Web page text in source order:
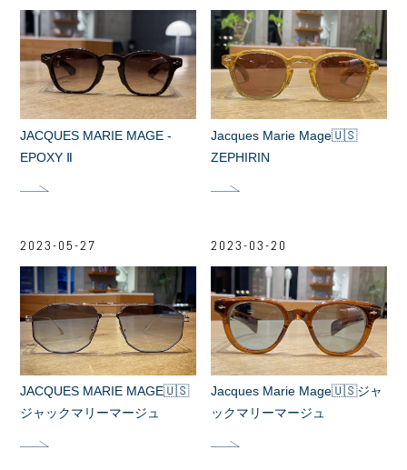
JACQUES MARIE MAGE -
EPOXY Ⅱ
Jacques Marie Mage🇺🇸
ZEPHIRIN
2023-05-27
JACQUES MARIE MAGE🇺🇸
ジャックマリーマージュ
2023-03-20
Jacques Marie Mage🇺🇸ジャ
ックマリーマージュ